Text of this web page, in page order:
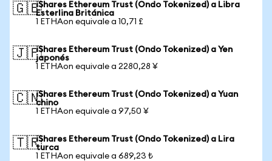
🇬🇧iShares Ethereum Trust (Ondo Tokenized) a Libra
Esterlina Británica
1 ETHAon equivale a 10,71 £
🇯🇵iShares Ethereum Trust (Ondo Tokenized) a Yen
japonés
1 ETHAon equivale a 2280,28 ¥
🇨🇳iShares Ethereum Trust (Ondo Tokenized) a Yuan
chino
1 ETHAon equivale a 97,50 ¥
🇹🇷iShares Ethereum Trust (Ondo Tokenized) a Lira
turca
1 ETHAon equivale a 689,23 ₺